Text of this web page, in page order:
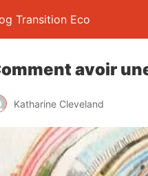
Transition Eco
avoir
Katharine Cleveland